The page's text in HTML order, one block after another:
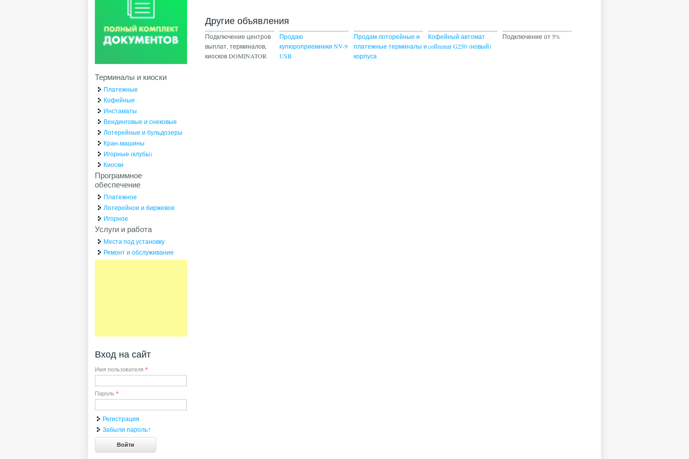
Другие объявления
Подключение центров
выплат, терминалов,
киосков DOMINATOR
Продаю
купюроприемники NV-9
USB
Продам лоторейные и
платежные терминалы и
корпуса
Кофейный автомат
coffeemar G250 (новый)
Подключение от 5%
Терминалы и киоски
Платежные
Кофейные
Инстаматы
Вендинговые и снековые
Лотерейные и бульдозеры
Кран-машины
Игорные (клубы)
Киоски
Программное
обеспечение
Платежное
Лотерейное и биржевое
Игорное
Услуги и работа
Места под установку
Ремонт и обслуживание
Вход на сайт
Имя пользователя *
Пароль *
Регистрация
Забыли пароль?